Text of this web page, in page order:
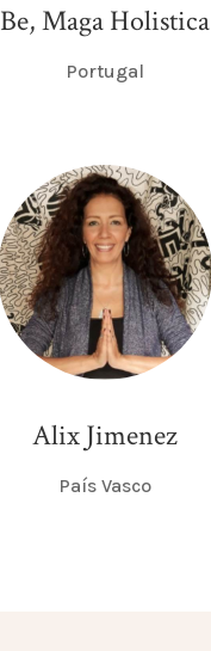
Be, Maga Holistica
Portugal
Alix Jimenez
País Vasco